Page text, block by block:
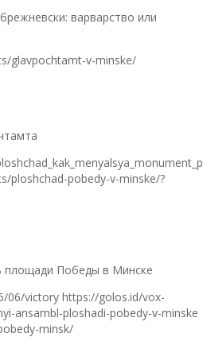
варварство или
glavpochtamt-v-minske/
ploshchad-pobedy-v-minske/?
площади Победы в Минске
06/victory https://golos.id/vox-
ansambl-ploshadi-pobedy-v-minske
minsk/